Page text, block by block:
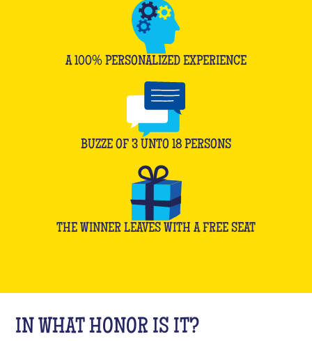
A 100% PERSONALIZED EXPERIENCE
BUZZE OF 3 UNTO 18 PERSONS
THE WINNER LEAVES WITH A FREE SEAT
IN WHAT HONOR IS IT?